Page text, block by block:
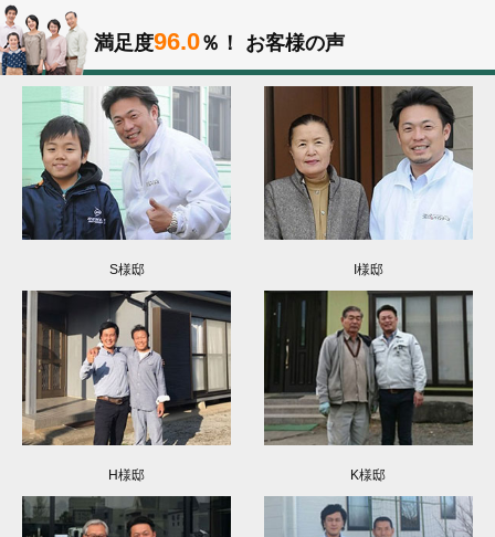
満足度96.0％！ お客様の声
S様邸 I様邸
H様邸 K様邸